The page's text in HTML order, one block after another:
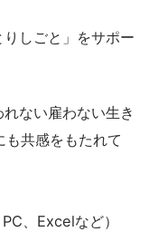
しごと」をサポー
ない雇わない生き
共感をもたれて
、Excelなど）